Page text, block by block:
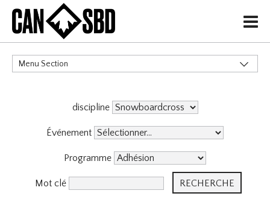
H
Menu Section
discipline
Événement
Programme
Mot clé